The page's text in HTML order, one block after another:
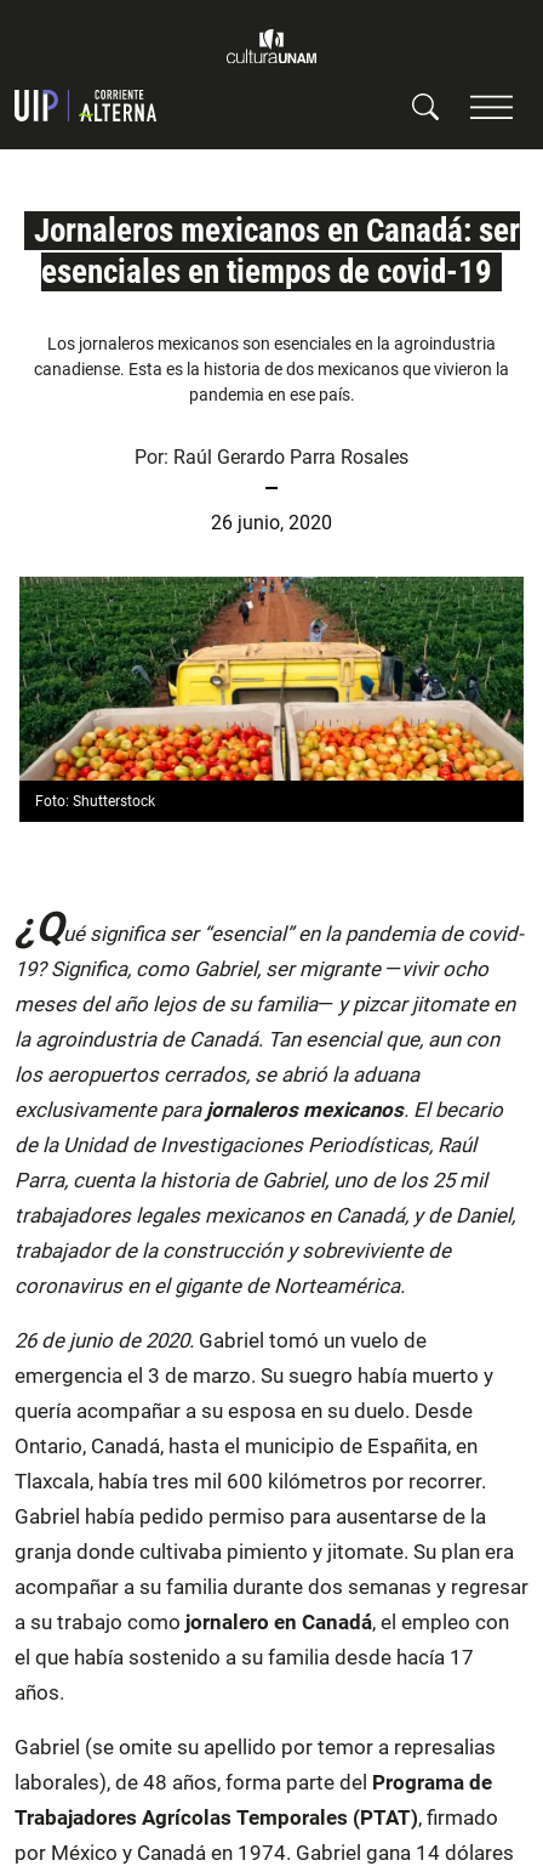
Jornaleros mexicanos en Canadá: ser
esenciales en tiempos de covid-19
Los jornaleros mexicanos son esenciales en la agroindustria
canadiense. Esta es la historia de dos mexicanos que vivieron la
pandemia en ese país.
Por: Raúl Gerardo Parra Rosales
26 junio, 2020
Foto: Shutterstock
¿Qué significa ser “esencial” en la pandemia de covid-
19? Significa, como Gabriel, ser migrante —vivir ocho
meses del año lejos de su familia— y pizcar jitomate en
la agroindustria de Canadá. Tan esencial que, aun con
los aeropuertos cerrados, se abrió la aduana
exclusivamente para jornaleros mexicanos. El becario
de la Unidad de Investigaciones Periodísticas, Raúl
Parra, cuenta la historia de Gabriel, uno de los 25 mil
trabajadores legales mexicanos en Canadá, y de Daniel,
trabajador de la construcción y sobreviviente de
coronavirus en el gigante de Norteamérica.
26 de junio de 2020. Gabriel tomó un vuelo de
emergencia el 3 de marzo. Su suegro había muerto y
quería acompañar a su esposa en su duelo. Desde
Ontario, Canadá, hasta el municipio de Españita, en
Tlaxcala, había tres mil 600 kilómetros por recorrer.
Gabriel había pedido permiso para ausentarse de la
granja donde cultivaba pimiento y jitomate. Su plan era
acompañar a su familia durante dos semanas y regresar
a su trabajo como jornalero en Canadá, el empleo con
el que había sostenido a su familia desde hacía 17
años.
Gabriel (se omite su apellido por temor a represalias
laborales), de 48 años, forma parte del Programa de
Trabajadores Agrícolas Temporales (PTAT), firmado
por México y Canadá en 1974. Gabriel gana 14 dólares